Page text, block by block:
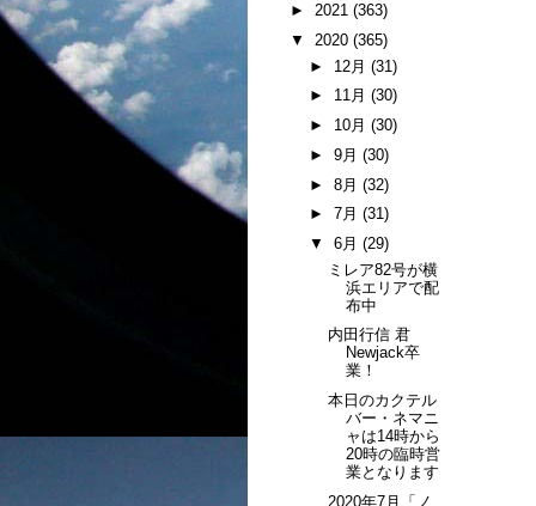
► 2021 (363)
▼ 2020 (365)
► 12月 (31)
► 11月 (30)
► 10月 (30)
► 9月 (30)
► 8月 (32)
► 7月 (31)
▼ 6月 (29)
ミレア82号が横
浜エリアで配
布中
内田行信 君
Newjack卒
業！
本日のカクテル
バー・ネマニ
ャは14時から
20時の臨時営
業となります
2020年7月「ノ